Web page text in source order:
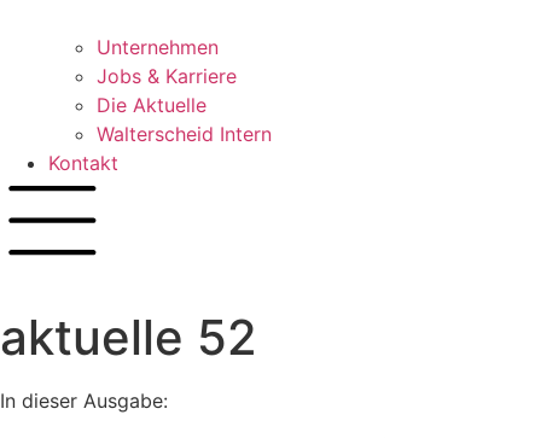
Unternehmen
Jobs & Karriere
Die Aktuelle
Walterscheid Intern
Kontakt
aktuelle 52
In dieser Ausgabe: